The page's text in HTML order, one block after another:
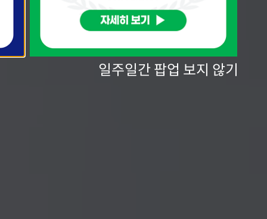
일주일간 팝업 보지 않기